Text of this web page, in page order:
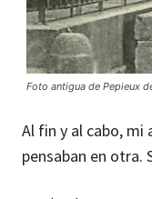
Foto antigua de Pepieux
Al fin y al cabo, mi
pensaban en otra.